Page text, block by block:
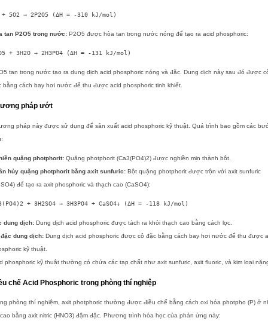
tan P2O5 trong nước: P2O5 được hòa tan trong nước nóng để tạo ra acid phosphoric:
tan trong nước tạo ra dung dịch acid phosphoric nóng và đặc. Dung dịch này sau đó được
bằng cách bay hơi nước để thu được acid phosphoric tinh khiết.
pháp ướt
pháp này được sử dụng để sản xuất acid phosphoric kỹ thuật. Quá trình bao gồm các
quặng photphorit: Quặng photphorit (Ca3(PO4)2) được nghiền mịn thành bột.
hủy quặng photphorit bằng axit sunfuric: Bột quặng photphorit được trộn với axit sunfuric
để tạo ra axit phosphoric và thạch cao (CaSO4):
dung dịch: Dung dịch acid phosphoric được tách ra khỏi thạch cao bằng cách lọc.
đặc dung dịch: Dung dịch acid phosphoric được cô đặc bằng cách bay hơi nước để thu được
kỹ thuật.
phosphoric kỹ thuật thường có chứa các tạp chất như axit sunfuric, axit fluoric, và kim loại
chế Acid Phosphoric trong phòng thí nghiệp
phòng thí nghiệm, axit photphoric thường được điều chế bằng cách oxi hóa photpho (P) ở
bằng axit nitric (HNO3) đậm đặc. Phương trình hóa học của phản ứng này: